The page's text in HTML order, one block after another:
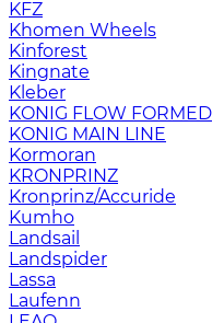
KFZ
Khomen Wheels
Kinforest
Kingnate
Kleber
KONIG FLOW FORMED
KONIG MAIN LINE
Kormoran
KRONPRINZ
Kronprinz/Accuride
Kumho
Landsail
Landspider
Lassa
Laufenn